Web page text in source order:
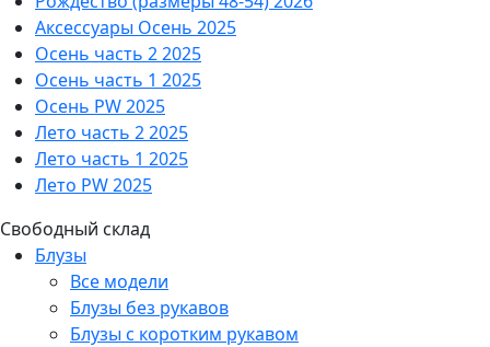
Аксессуары Осень 2025
Осень часть 2 2025
Осень часть 1 2025
Осень PW 2025
Лето часть 2 2025
Лето часть 1 2025
Лето PW 2025
Свободный склад
Блузы
Все модели
Блузы без рукавов
Блузы с коротким рукавом